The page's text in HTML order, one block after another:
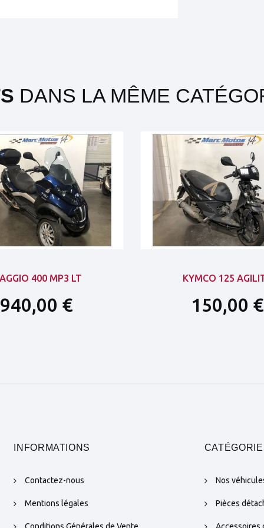
DANS LA MÊME
400 MP3 LT
940,00 €
KYMCO 125
150,00 €
INFORMATIONS
Contactez-nous
Mentions légales
Nos
Pièces